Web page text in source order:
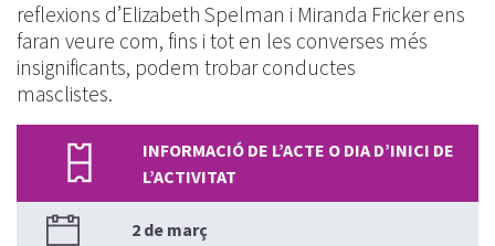
reflexions d’Elizabeth Spelman i Miranda Fricker ens
faran veure com, fins i tot en les converses més
insignificants, podem trobar conductes
masclistes.
INFORMACIÓ DE L’ACTE O DIA D’INICI DE
L’ACTIVITAT
2 de març